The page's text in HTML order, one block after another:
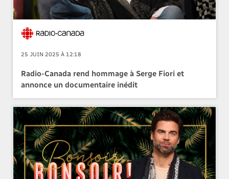
25 JUIN 2025 À 12:18
Radio-Canada rend hommage à Serge Fiori et
annonce un documentaire inédit